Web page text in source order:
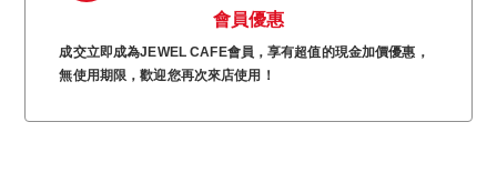
會員優惠
成交立即成為JEWEL CAFE會員，享有超值的現金加價優惠，
無使用期限，歡迎您再次來店使用！